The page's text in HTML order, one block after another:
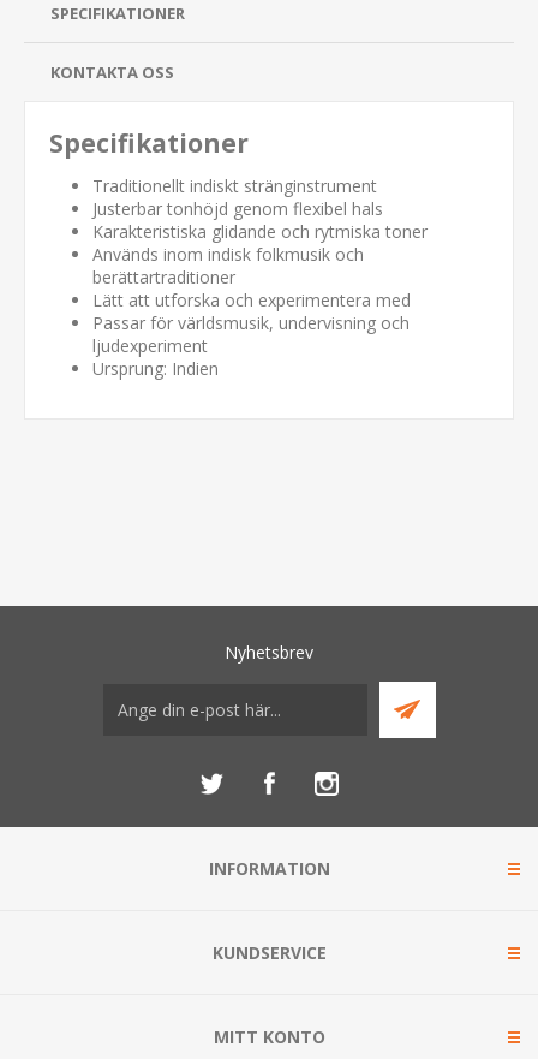
SPECIFIKATIONER
KONTAKTA OSS
Specifikationer
Traditionellt indiskt stränginstrument
Justerbar tonhöjd genom flexibel hals
Karakteristiska glidande och rytmiska toner
Används inom indisk folkmusik och
berättartraditioner
Lätt att utforska och experimentera med
Passar för världsmusik, undervisning och
ljudexperiment
Ursprung: Indien
Nyhetsbrev
INFORMATION
KUNDSERVICE
MITT KONTO